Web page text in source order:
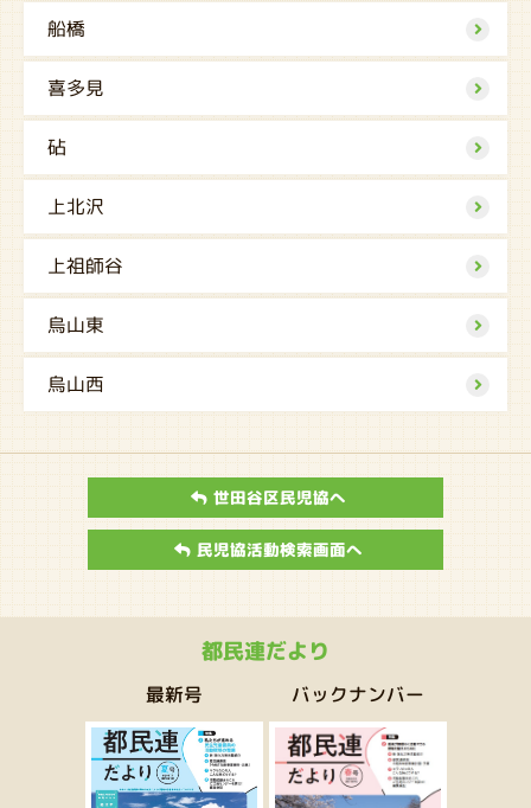
船橋
喜多見
砧
上北沢
上祖師谷
烏山東
烏山西
世田谷区民児協へ
民児協活動検索画面へ
都民連だより
最新号 バックナンバー